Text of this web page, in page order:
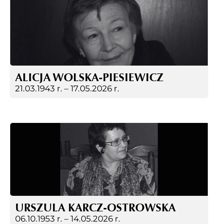
ALICJA WOLSKA-PIESIEWICZ
21.03.1943 r. – 17.05.2026 r.
URSZULA KARCZ-OSTROWSKA
06.10.1953 r. – 14.05.2026 r.